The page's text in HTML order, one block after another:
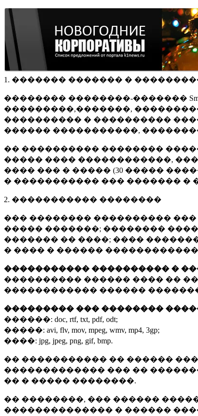
1. ������� ������� �
�������� ��������-�������
���������,�������,
���������� � ����������
������ �����������,
�� ���������� ��������
����� ���� ������������,
���� ��� � ����� (30 �����
� ����������� ��� ������� �
2. ����������� ��������
��� �������� ����������
����� �������; ��������
������� �� ����; ����
� ���� � ������
����������� ���������� �
���������� ������ ���� ��
������������ ������
��������� ��� ��������
������: doc, rtf, txt, pdf, odt;
�����: avi, flv, mov, mpeg, wmv, mp4, 3gp;
����: jpg, jpeg, png, gif, bmp.
�� ����������� �� ������
������������� ��� ��
�� � ����� ��������.
�� ��������, ��� ������
�������������� � ������